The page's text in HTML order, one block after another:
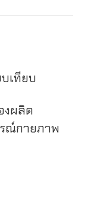
บเทียบ
งผลิต
รณ์กายภาพ